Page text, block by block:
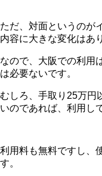
ただ、対面というのが
内容に大きな変化はあ
なので、大阪での利用
は必要ないです。
むしろ、手取り25万円
いのであれば、利用し
利用料も無料ですし、
す。